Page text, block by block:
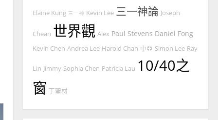
Elaine Kung 三一神 Kevin Lee 三一神論 Joseph
Chean 世界觀 Alex Paul Stevens Daniel Fong
Kevin Chen Andrea Lee Harold Chan 中亞 Simon Lee Ray
Lin Jimmy Sophia Chen Patricia Lau 10/40之
窗 丁聖材
2025-02-18
7
普世宣教
德國華人宣教經歷｜吳振
2025-02-20
如何以國度思維建造地方堂